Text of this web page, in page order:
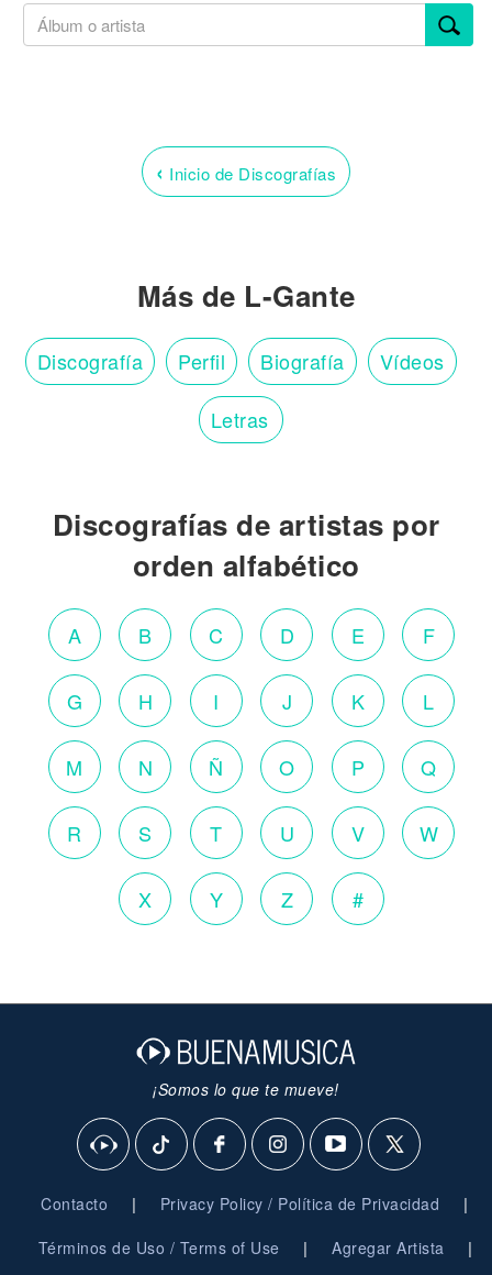
‹ Inicio de Discografías
Más de L-Gante
Discografía Perfil Biografía Vídeos
Letras
Discografías de artistas por
orden alfabético
A B C D E F
G H I J K L
M N Ñ O P Q
R S T U V W
X Y Z #
¡Somos lo que te mueve!
Contacto | Privacy Policy / Política de Privacidad |
Términos de Uso / Terms of Use | Agregar Artista |